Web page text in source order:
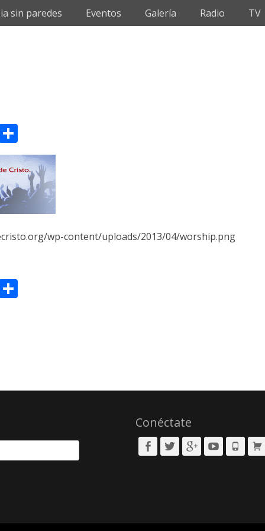
sin paredes Eventos Galería Radio TV
wp-content/uploads/2013/04/worship.png
Conéctate
FacebookTwitterGoogleplusYouTubePhone